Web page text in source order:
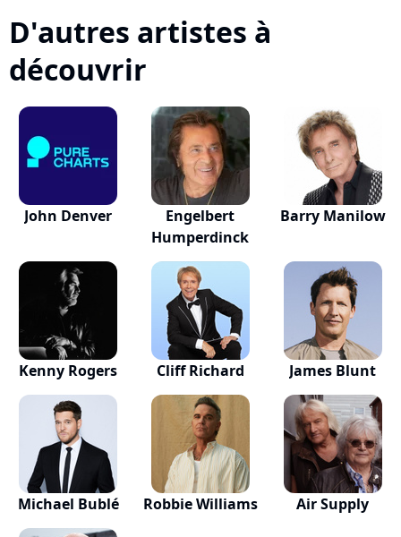
D'autres artistes à
découvrir
John Denver
Engelbert
Humperdinck
Barry Manilow
Kenny Rogers Cliff Richard James Blunt
Michael Bublé Robbie Williams Air Supply